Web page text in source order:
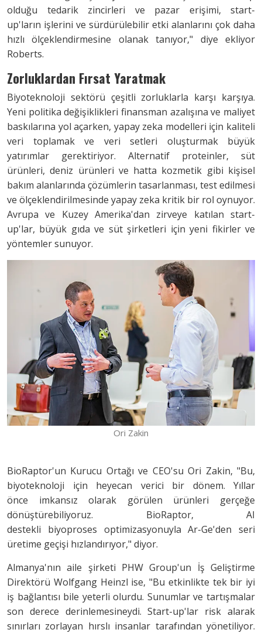
olduğu tedarik zincirleri ve pazar erişimi, start-
up'ların işlerini ve sürdürülebilir etki alanlarını çok daha
hızlı ölçeklendirmesine olanak tanıyor," diye ekliyor
Roberts.
Zorluklardan Fırsat Yaratmak
Biyoteknoloji sektörü çeşitli zorluklarla karşı karşıya.
Yeni politika değişiklikleri finansman azalışına ve maliyet
baskılarına yol açarken, yapay zeka modelleri için kaliteli
veri toplamak ve veri setleri oluşturmak büyük
yatırımlar gerektiriyor. Alternatif proteinler, süt
ürünleri, deniz ürünleri ve hatta kozmetik gibi kişisel
bakım alanlarında çözümlerin tasarlanması, test edilmesi
ve ölçeklendirilmesinde yapay zeka kritik bir rol oynuyor.
Avrupa ve Kuzey Amerika'dan zirveye katılan start-
up'lar, büyük gıda ve süt şirketleri için yeni fikirler ve
yöntemler sunuyor.
Ori Zakin
BioRaptor'un Kurucu Ortağı ve CEO'su Ori Zakin, "Bu,
biyoteknoloji için heyecan verici bir dönem. Yıllar
önce imkansız olarak görülen ürünleri gerçeğe
dönüştürebiliyoruz. BioRaptor, AI
destekli biyoproses optimizasyonuyla Ar-Ge'den seri
üretime geçişi hızlandırıyor," diyor.
Almanya'nın aile şirketi PHW Group'un İş Geliştirme
Direktörü Wolfgang Heinzl ise, "Bu etkinlikte tek bir iyi
iş bağlantısı bile yeterli olurdu. Sunumlar ve tartışmalar
son derece derinlemesineydi. Start-up'lar risk alarak
sınırları zorlayan hırslı insanlar tarafından yönetiliyor.